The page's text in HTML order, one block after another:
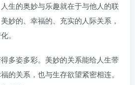
生的奥妙与乐趣就在于与他人的联
妙的、幸福的、充实的人际关系，
。
多姿多彩。美妙的关系能给人生带
的关系，也与生存欲望紧密相连。